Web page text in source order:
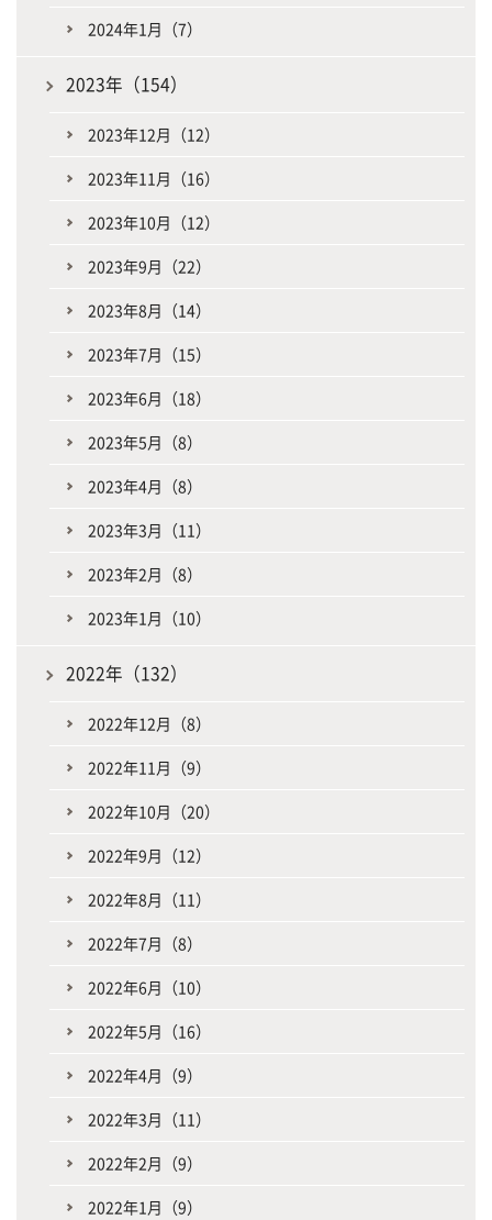
2024年1月（7）
2023年（154）
2023年12月（12）
2023年11月（16）
2023年10月（12）
2023年9月（22）
2023年8月（14）
2023年7月（15）
2023年6月（18）
2023年5月（8）
2023年4月（8）
2023年3月（11）
2023年2月（8）
2023年1月（10）
2022年（132）
2022年12月（8）
2022年11月（9）
2022年10月（20）
2022年9月（12）
2022年8月（11）
2022年7月（8）
2022年6月（10）
2022年5月（16）
2022年4月（9）
2022年3月（11）
2022年2月（9）
2022年1月（9）